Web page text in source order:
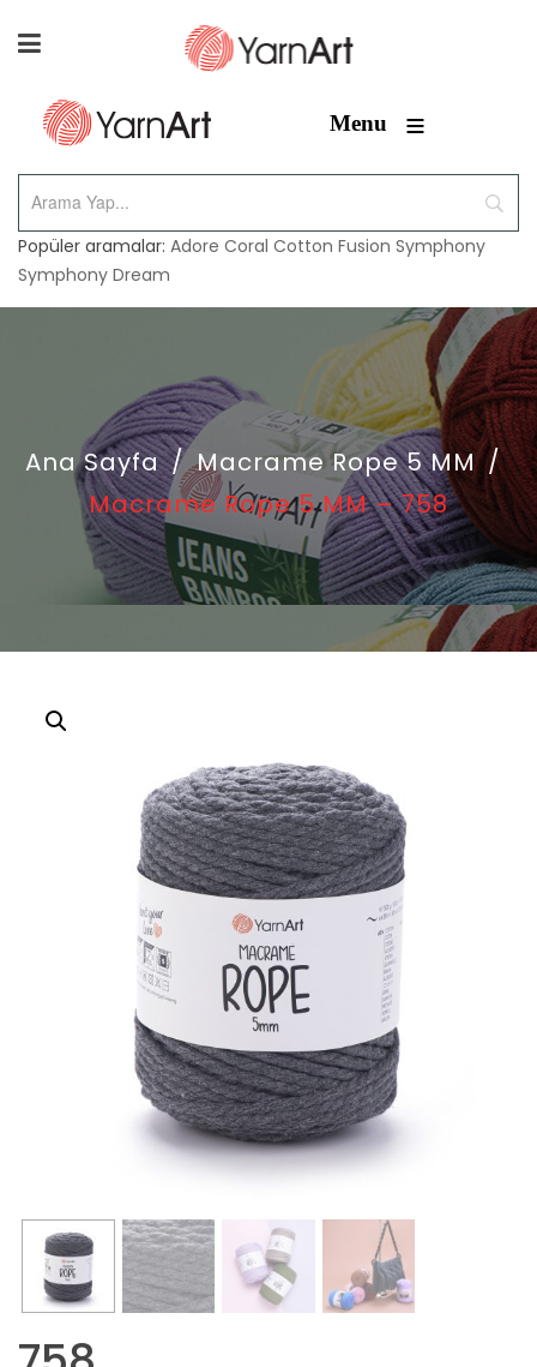
Menu ≡
Popüler aramalar: Adore Coral Cotton Fusion Symphony
Symphony Dream
Ana Sayfa / Macrame Rope 5 MM /
Macrame Rope 5 MM – 758